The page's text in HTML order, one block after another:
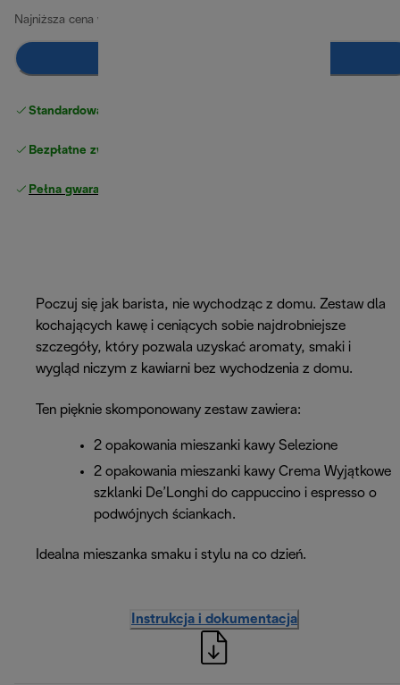
Najniższa cena w ciągu ostatnich 30 dni
Standardowa bezpłatna dostawa
Bezpłatne zwroty
Pełna gwarancja producenta
Poczuj się jak barista, nie wychodząc z domu. Zestaw dla
kochających kawę i ceniących sobie najdrobniejsze
szczegóły, który pozwala uzyskać aromaty, smaki i
wygląd niczym z kawiarni bez wychodzenia z domu.
Ten pięknie skomponowany zestaw zawiera:
2 opakowania mieszanki kawy Selezione
2 opakowania mieszanki kawy Crema Wyjątkowe
szklanki De’Longhi do cappuccino i espresso o
podwójnych ściankach.
Idealna mieszanka smaku i stylu na co dzień.
Instrukcja i dokumentacja